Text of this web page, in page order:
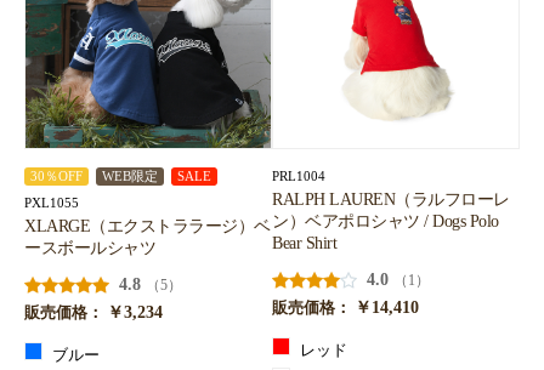
30％OFF WEB限定 SALE
PXL1055
XLARGE（エクストララージ）ベ
ースボールシャツ
4.8
（5）
販売価格：
￥3,234
ブルー
PRL1004
RALPH LAUREN（ラルフローレ
ン）ベアポロシャツ / Dogs Polo
Bear Shirt
4.0
（1）
販売価格：
￥14,410
レッド